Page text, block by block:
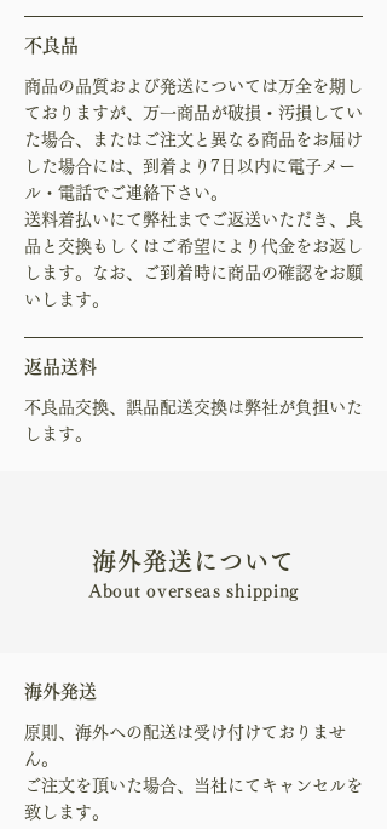
不良品
商品の品質および発送については万全を期し
ておりますが、万一商品が破損・汚損してい
た場合、またはご注文と異なる商品をお届け
した場合には、到着より7日以内に電子メー
ル・電話でご連絡下さい。
送料着払いにて弊社までご返送いただき、良
品と交換もしくはご希望により代金をお返し
します。なお、ご到着時に商品の確認をお願
いします。
返品送料
不良品交換、誤品配送交換は弊社が負担いた
します。
海外発送について
About overseas shipping
海外発送
原則、海外への配送は受け付けておりませ
ん。
ご注文を頂いた場合、当社にてキャンセルを
致します。